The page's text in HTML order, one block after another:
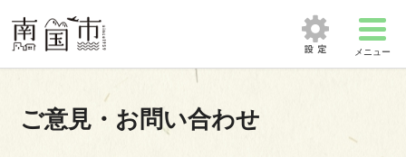
メニュー
ご意見・お問い合わせ